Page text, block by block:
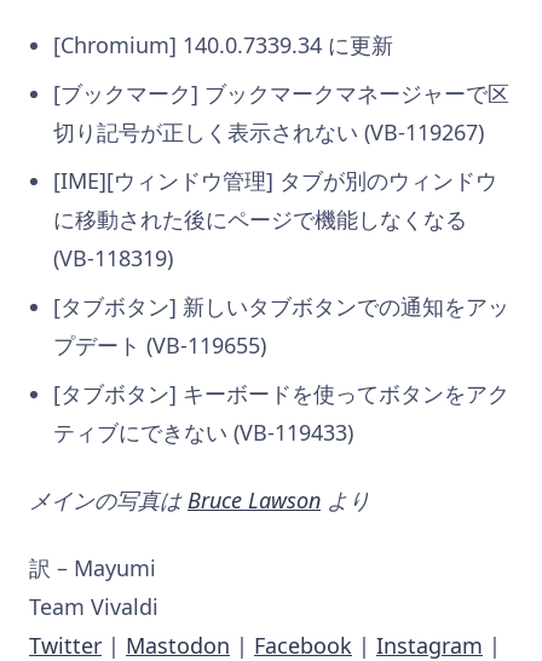
[Chromium] 140.0.7339.34 に更新
[ブックマーク] ブックマークマネージャーで区
切り記号が正しく表示されない (VB-119267)
[IME][ウィンドウ管理] タブが別のウィンドウ
に移動された後にページで機能しなくなる
(VB-118319)
[タブボタン] 新しいタブボタンでの通知をアッ
プデート (VB-119655)
[タブボタン] キーボードを使ってボタンをアク
ティブにできない (VB-119433)
メインの写真は Bruce Lawson より
訳 – Mayumi
Team Vivaldi
Twitter | Mastodon | Facebook | Instagram |